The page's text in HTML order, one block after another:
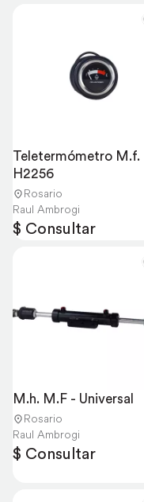
Teletermómetro M.f.
H2256
Rosario
Raul Ambrogi
$ Consultar
M.h. M.F - Universal
Rosario
Raul Ambrogi
$ Consultar